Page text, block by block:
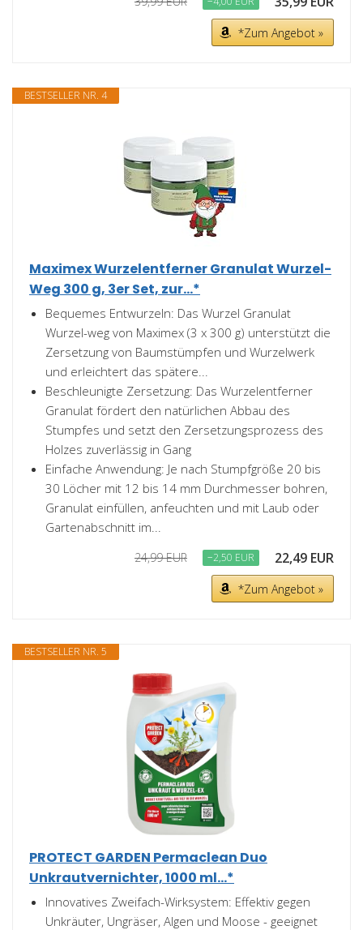
*Zum Angebot »
BESTSELLER NR. 4
Maximex Wurzelentferner Granulat Wurzel-
Weg 300 g, 3er Set, zur...*
Bequemes Entwurzeln: Das Wurzel Granulat
Wurzel-weg von Maximex (3 x 300 g) unterstützt die
Zersetzung von Baumstümpfen und Wurzelwerk
und erleichtert das spätere...
Beschleunigte Zersetzung: Das Wurzelentferner
Granulat fördert den natürlichen Abbau des
Stumpfes und setzt den Zersetzungsprozess des
Holzes zuverlässig in Gang
Einfache Anwendung: Je nach Stumpfgröße 20 bis
30 Löcher mit 12 bis 14 mm Durchmesser bohren,
Granulat einfüllen, anfeuchten und mit Laub oder
Gartenabschnitt im...
24,99 EUR −2,50 EUR 22,49 EUR
*Zum Angebot »
BESTSELLER NR. 5
PROTECT GARDEN Permaclean Duo
Unkrautvernichter, 1000 ml...*
Innovatives Zweifach-Wirksystem: Effektiv gegen
Unkräuter, Ungräser, Algen und Moose - geeignet